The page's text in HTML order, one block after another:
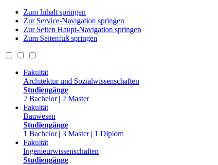
Zum Inhalt springen
Zur Service-Navigation springen
Zur Seiten Haupt-Navigation springen
Zum Seitenfuß springen
Fakultät
Architektur und Sozialwissenschaften
Studiengänge
2 Bachelor | 2 Master
Fakultät
Bauwesen
Studiengänge
1 Bachelor | 3 Master | 1 Diplom
Fakultät
Ingenieurwissenschaften
Studiengänge